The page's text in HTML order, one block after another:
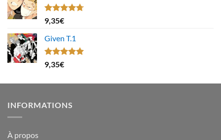
Note4.67
sur 5
9,35€
Given T.1
Note5.00
sur 5
9,35€
INFORMATIONS
À propos